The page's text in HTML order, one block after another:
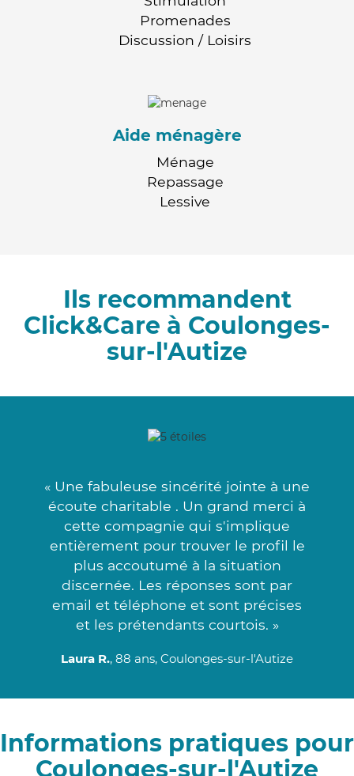
Promenades
Discussion / Loisirs
Aide ménagère
Ménage
Repassage
Lessive
Ils recommandent
Click&Care à Coulonges-
sur-l'Autize
« Une fabuleuse sincérité jointe à une
écoute charitable . Un grand merci à
cette compagnie qui s'implique
entièrement pour trouver le profil le
plus accoutumé à la situation
discernée. Les réponses sont par
email et téléphone et sont précises
et les prétendants courtois. »
Laura R., 88 ans, Coulonges-sur-l'Autize
Informations pratiques pour
Coulonges-sur-l'Autize